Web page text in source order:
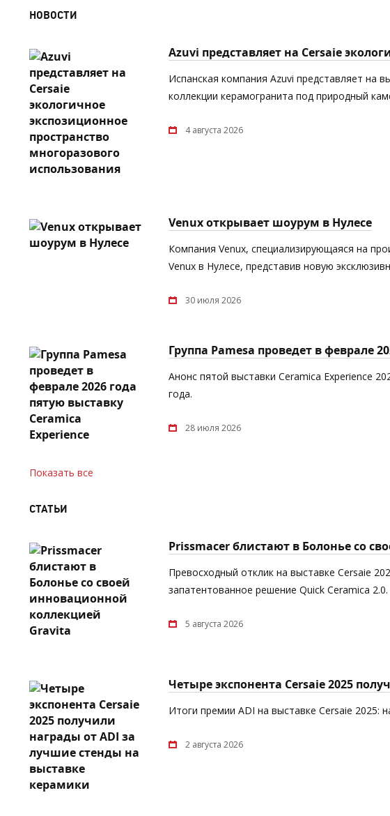
НОВОСТИ
Azuvi представляет на Cersaie
Испанская компания Azuvi представляет на
коллекции керамогранита под природный
4 августа 2026
Venux открывает шоурум в Нулесе
Компания Venux, специализирующаяся на
Venux в Нулесе, представив новую
30 июля 2026
Группа Pamesa проведет в феврале
Анонс пятой выставки Ceramica Experience
года.
28 июля 2026
Показать все
СТАТЬИ
Prissmacer блистают в Болонье со
Превосходный отклик на выставке Cersaie
запатентованное решение Quick Ceramica 2.0.
5 августа 2026
Четыре экспонента Cersaie 2025
Итоги премии ADI на выставке Cersaie 2025:
2 августа 2026